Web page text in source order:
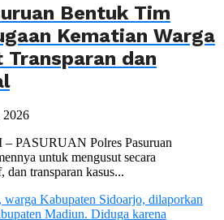
Bentuk Tim
Kematian Warga
Transparan dan
2026
PASURUAN Polres Pasuruan
untuk mengusut secara
transparan kasus...